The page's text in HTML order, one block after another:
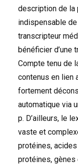
description de la
indispensable de
transcripteur
bénéficier d’une
Compte tenu de
contenus en lien
fortement
automatique via
p. D’ailleurs, le
vaste et
protéines,
protéines, gènes